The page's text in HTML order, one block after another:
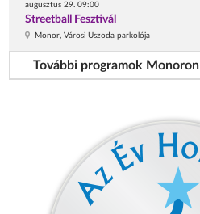
augusztus 29. 09:00
Streetball Fesztivál
Monor, Városi Uszoda parkolója
További programok Monoron